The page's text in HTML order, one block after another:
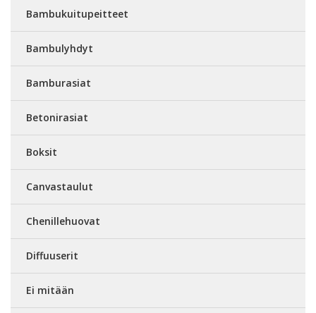
Bambukuitupeitteet
Bambulyhdyt
Bamburasiat
Betonirasiat
Boksit
Canvastaulut
Chenillehuovat
Diffuuserit
Ei mitään